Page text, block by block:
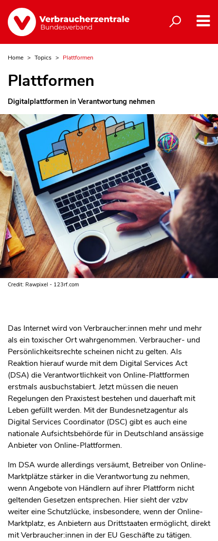
Home Topics Plattformen
Plattformen
Digitalplattformen in Verantwortung nehmen
Credit: Rawpixel - 123rf.com
Das Internet wird von Verbraucher:innen mehr und mehr
als ein toxischer Ort wahrgenommen. Verbraucher- und
Persönlichkeitsrechte scheinen nicht zu gelten. Als
Reaktion hierauf wurde mit dem Digital Services Act
(DSA) die Verantwortlichkeit von Online-Plattformen
erstmals ausbuchstabiert. Jetzt müssen die neuen
Regelungen den Praxistest bestehen und dauerhaft mit
Leben gefüllt werden. Mit der Bundesnetzagentur als
Digital Services Coordinator (DSC) gibt es auch eine
nationale Aufsichtsbehörde für in Deutschland ansässige
Anbieter von Online-Plattformen.
Im DSA wurde allerdings versäumt, Betreiber von Online-
Marktplätze stärker in die Verantwortung zu nehmen,
wenn Angebote von Händlern auf ihrer Plattform nicht
geltenden Gesetzen entsprechen. Hier sieht der vzbv
weiter eine Schutzlücke, insbesondere, wenn der Online-
Marktplatz, es Anbietern aus Drittstaaten ermöglicht, direkt
mit Verbraucher:innen in der EU Geschäfte zu tätigen.